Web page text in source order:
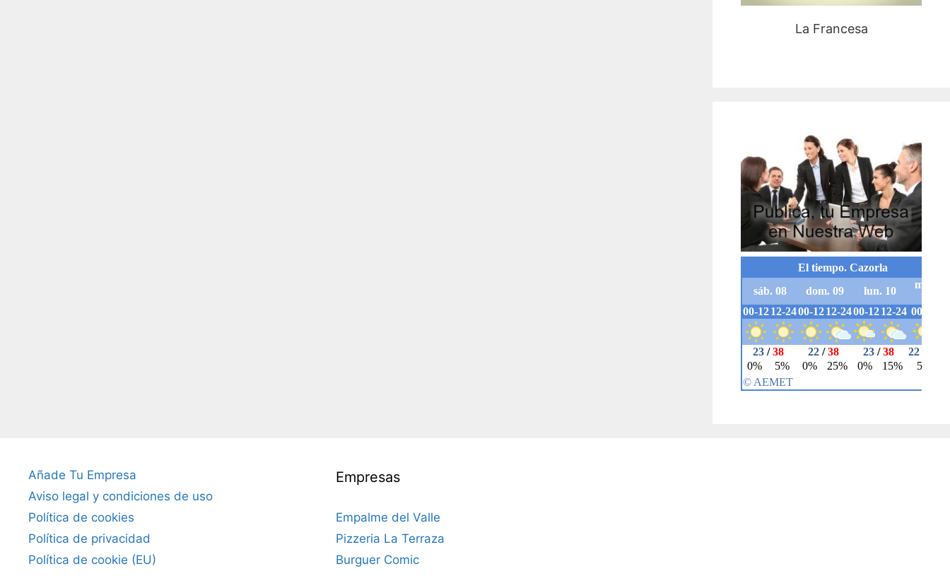
La Francesa
Añade Tu Empresa
Aviso legal y condiciones de uso
Política de cookies
Política de privacidad
Política de cookie (EU)
Empresas
Empalme del Valle
Pizzeria La Terraza
Burguer Comic